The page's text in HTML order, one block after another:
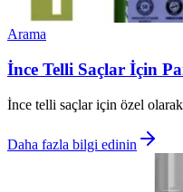
Arama
İnce Telli Saçlar İçin
İnce telli saçlar için özel olarak
Daha fazla bilgi edinin